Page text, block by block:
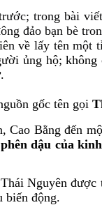
trong bài
đảo bạn bè
về lấy tên
ủng hộ;
gốc tên gọi
Bằng đến
phên dậu của
Nguyên
biến động.